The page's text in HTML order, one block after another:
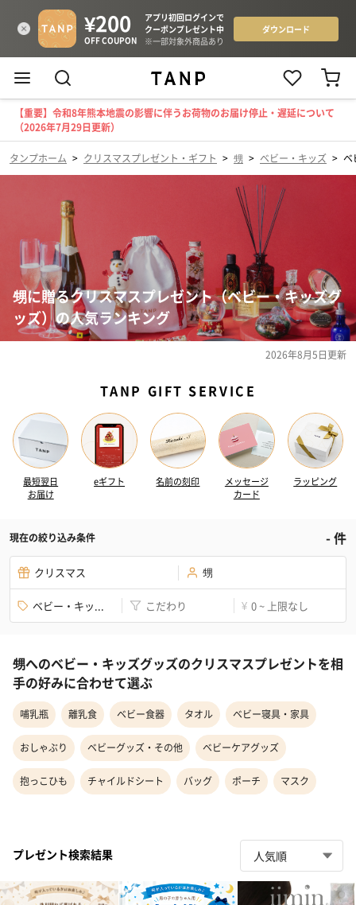
【重要】令和8年熊本地震の影響に伴うお荷物のお届け停止・遅延について
（2026年7月29日更新）
タンプホーム > クリスマスプレゼント・ギフト > 甥 > ベビー・キッズ > ベ
甥に贈るクリスマスプレゼント（ベビー・キッズグ
ッズ）の人気ランキング
2026年8月5日更新
TANP GIFT SERVICE
最短翌日
お届け
eギフト 名前の刻印
メッセージ
カード
ラッピング
現在の絞り込み条件 -件
クリスマス 甥
ベビー・キッ... こだわり ¥ 0 ~ 上限なし
甥へのベビー・キッズグッズのクリスマスプレゼントを相
手の好みに合わせて選ぶ
哺乳瓶 離乳食 ベビー食器 タオル ベビー寝具・家具
おしゃぶり ベビーグッズ・その他 ベビーケアグッズ
抱っこひも チャイルドシート バッグ ポーチ マスク
プレゼント検索結果